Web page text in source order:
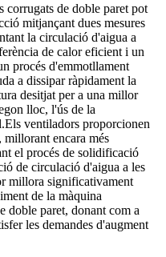
corrugats de doble paret pot
mitjançant dues mesures
la circulació d'aigua a
de calor eficient i un
procés d'emmotllament
a dissipar ràpidament la
desitjat per a una millor
lloc, l'ús de la
ventiladors proporcionen
encara més
el procés de solidificació
de circulació d'aigua a les
millora significativament
de la màquina
doble paret, donant com a
les demandes d'augment